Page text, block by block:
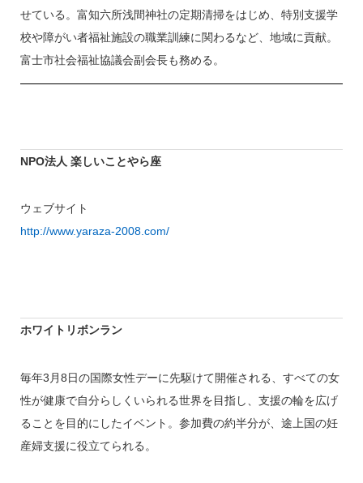
せている。富知六所浅間神社の定期清掃をはじめ、特別支援学
校や障がい者福祉施設の職業訓練に関わるなど、地域に貢献。
富士市社会福祉協議会副会長も務める。
NPO法人 楽しいことやら座
ウェブサイト
http://www.yaraza-2008.com/
ホワイトリボンラン
毎年3月8日の国際女性デーに先駆けて開催される、すべての女
性が健康で自分らしくいられる世界を目指し、支援の輪を広げ
ることを目的にしたイベント。参加費の約半分が、途上国の妊
産婦支援に役立てられる。